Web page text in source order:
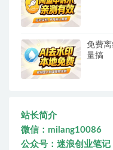
免费
量搞
站长简介
微信：milang10086
公众号：迷浪创业笔记